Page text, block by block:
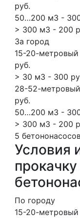
руб.
50…200 м3 -
> 300 м3 - 200
За город
15-20-
руб.
> 30 м3 - 300
28-52-
руб.
50…200 м3 -
> 300 м3 - 200
5
Условия
По городу
15-20-